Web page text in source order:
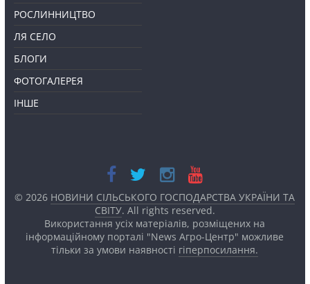
РОСЛИННИЦТВО
ЛЯ СЕЛО
БЛОГИ
ФОТОГАЛЕРЕЯ
ІНШЕ
© 2026 НОВИНИ СІЛЬСЬКОГО ГОСПОДАРСТВА УКРАЇНИ ТА
СВІТУ. All rights reserved.
Використання усіх матеріалів, розміщених на
інформаційному порталі "News Агро-Центр" можливе
тільки за умови наявності гіперпосилання.